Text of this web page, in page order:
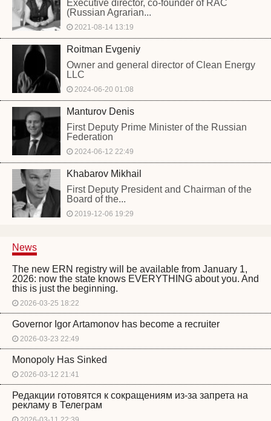
Executive director, co-founder of RAC
(Russian Agrarian...
2021-08-14 13:19
Roitman Evgeniy
Owner and general director of Clean Energy
LLC
2024-06-20 01:08
Manturov Denis
First Deputy Prime Minister of the Russian
Federation
2024-06-12 22:49
Khabarov Mikhail
First Deputy President and Chairman of the
Board of the...
2019-12-06 19:29
News
The new ERN registry will be available from January 1,
2026: now the state knows EVERYTHING about you. And
this is just the beginning.
2026-03-25 18:22
Governor Igor Artamonov has become a recruiter
2026-03-23 22:49
Monopoly Has Sinked
2026-03-12 21:41
Редакции готовятся к сокращениям из-за запрета на
рекламу в Телеграм